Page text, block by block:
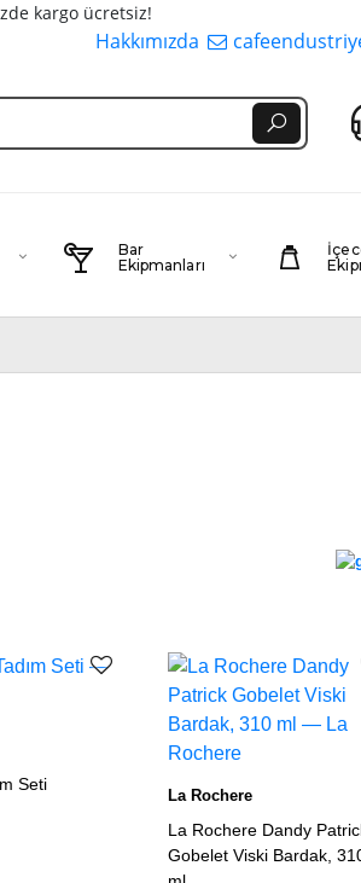
kargo ücretsiz!
Hakkımızda
Bar
Ekipmanları
Seti
La Rochere
La Rochere Dandy
Gobelet Viski Bardak,